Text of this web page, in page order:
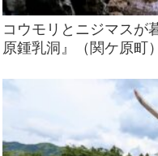
コウモリとニジマスが
原鍾乳洞』（関ケ原町）